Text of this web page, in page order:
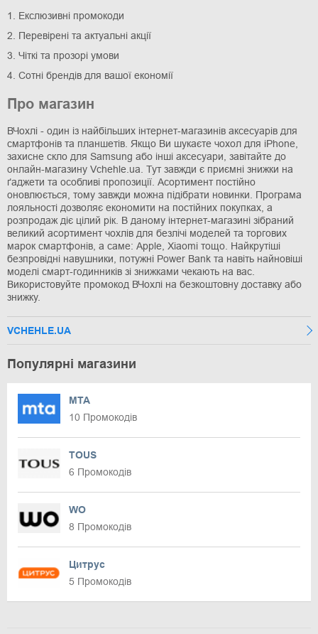
1. Екслюзивні промокоди
2. Перевірені та актуальні акції
3. Чіткі та прозорі умови
4. Сотні брендів для вашої економії
Про магазин
ВЧохлі - один із найбільших інтернет-магазинів аксесуарів для
смартфонів та планшетів. Якщо Ви шукаєте чохол для iPhone,
захисне скло для Samsung або інші аксесуари, завітайте до
онлайн-магазину Vchehle.ua. Тут завжди є приємні знижки на
ґаджети та особливі пропозиції. Асортимент постійно
оновлюється, тому завжди можна підібрати новинки. Програма
лояльності дозволяє економити на постійних покупках, а
розпродаж діє цілий рік. В даному інтернет-магазині зібраний
великий асортимент чохлів для безлічі моделей та торгових
марок смартфонів, а саме: Apple, Xiaomi тощо. Найкрутіші
безпровідні навушники, потужні Power Bank та навіть найновіші
моделі смарт-годинників зі знижками чекають на вас.
Використовуйте промокод ВЧохлі на безкоштовну доставку або
знижку.
VCHEHLE.UA
Популярні магазини
MTA
10 Промокодів
TOUS
6 Промокодів
WO
8 Промокодів
Цитрус
5 Промокодів